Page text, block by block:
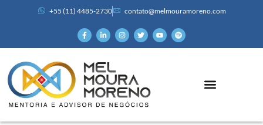
+55 (11) 4485-2730 contato@melmouramoreno.com